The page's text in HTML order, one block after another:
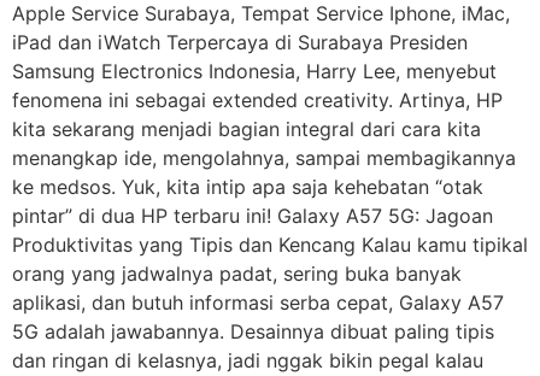
Apple Service Surabaya, Tempat Service Iphone, iMac,
iPad dan iWatch Terpercaya di Surabaya Presiden
Samsung Electronics Indonesia, Harry Lee, menyebut
fenomena ini sebagai extended creativity. Artinya, HP
kita sekarang menjadi bagian integral dari cara kita
menangkap ide, mengolahnya, sampai membagikannya
ke medsos. Yuk, kita intip apa saja kehebatan “otak
pintar” di dua HP terbaru ini! Galaxy A57 5G: Jagoan
Produktivitas yang Tipis dan Kencang Kalau kamu tipikal
orang yang jadwalnya padat, sering buka banyak
aplikasi, dan butuh informasi serba cepat, Galaxy A57
5G adalah jawabannya. Desainnya dibuat paling tipis
dan ringan di kelasnya, jadi nggak bikin pegal kalau